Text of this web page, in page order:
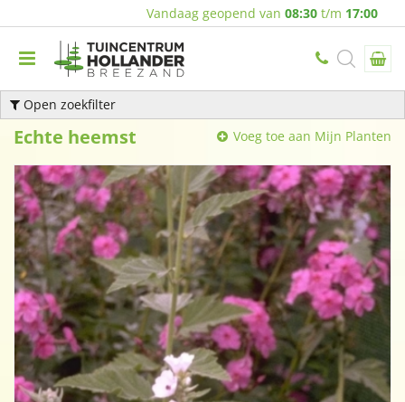
Vandaag geopend van 08:30 t/m 17:00
Open zoekfilter
Echte heemst Voeg toe aan Mijn Planten